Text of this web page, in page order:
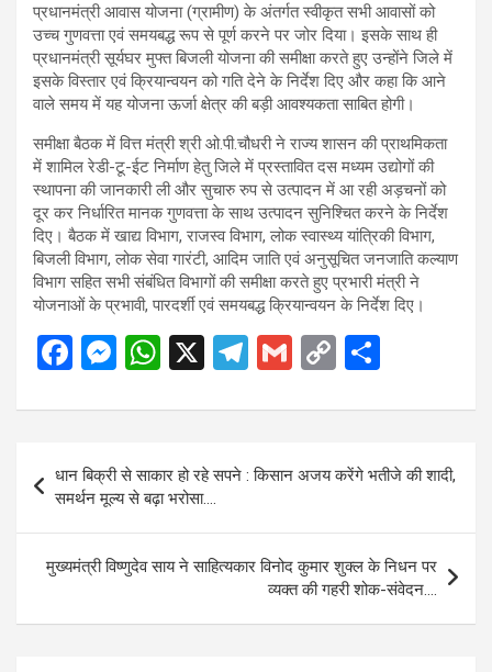
प्रधानमंत्री आवास योजना (ग्रामीण) के अंतर्गत स्वीकृत सभी आवासों को
उच्च गुणवत्ता एवं समयबद्ध रूप से पूर्ण करने पर जोर दिया। इसके साथ ही
प्रधानमंत्री सूर्यघर मुफ्त बिजली योजना की समीक्षा करते हुए उन्होंने जिले में
इसके विस्तार एवं क्रियान्वयन को गति देने के निर्देश दिए और कहा कि आने
वाले समय में यह योजना ऊर्जा क्षेत्र की बड़ी आवश्यकता साबित होगी।
समीक्षा बैठक में वित्त मंत्री श्री ओ.पी.चौधरी ने राज्य शासन की प्राथमिकता
में शामिल रेडी-टू-ईट निर्माण हेतु जिले में प्रस्तावित दस मध्यम उद्योगों की
स्थापना की जानकारी ली और सुचारु रुप से उत्पादन में आ रही अड़चनों को
दूर कर निर्धारित मानक गुणवत्ता के साथ उत्पादन सुनिश्चित करने के निर्देश
दिए। बैठक में खाद्य विभाग, राजस्व विभाग, लोक स्वास्थ्य यांत्रिकी विभाग,
बिजली विभाग, लोक सेवा गारंटी, आदिम जाति एवं अनुसूचित जनजाति कल्याण
विभाग सहित सभी संबंधित विभागों की समीक्षा करते हुए प्रभारी मंत्री ने
योजनाओं के प्रभावी, पारदर्शी एवं समयबद्ध क्रियान्वयन के निर्देश दिए।
F
ce
b
o
o
k
M
se
n
g
er
W
at
A
p
p
X
T
e
gr
a
m
G
ail
C
py
Li
n
k
ar
e
navigation
धान बिक्री से साकार हो रहे सपने : किसान अजय करेंगे भतीजे की शादी,
समर्थन मूल्य से बढ़ा भरोसा….
मुख्यमंत्री विष्णुदेव साय ने साहित्यकार विनोद कुमार शुक्ल के निधन पर
व्यक्त की गहरी शोक-संवेदन….